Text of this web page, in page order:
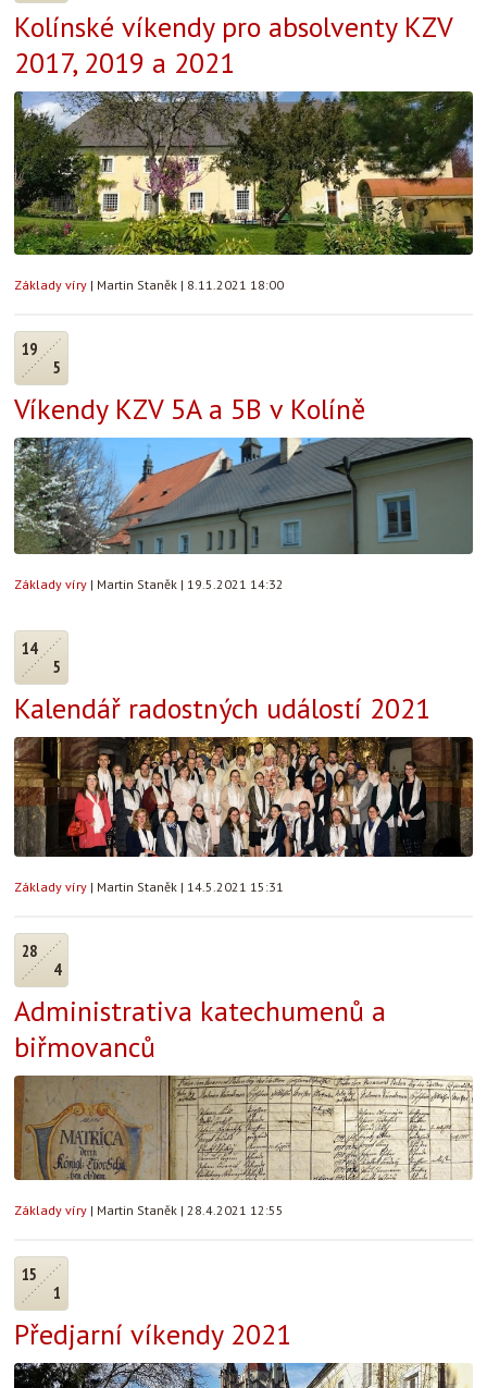
Kolínské víkendy pro absolventy KZV
2017, 2019 a 2021
Základy víry | Martin Staněk | 8.11.2021 18:00
19
5
Víkendy KZV 5A a 5B v Kolíně
Základy víry | Martin Staněk | 19.5.2021 14:32
14
5
Kalendář radostných událostí 2021
Základy víry | Martin Staněk | 14.5.2021 15:31
28
4
Administrativa katechumenů a
biřmovanců
Základy víry | Martin Staněk | 28.4.2021 12:55
15
1
Předjarní víkendy 2021